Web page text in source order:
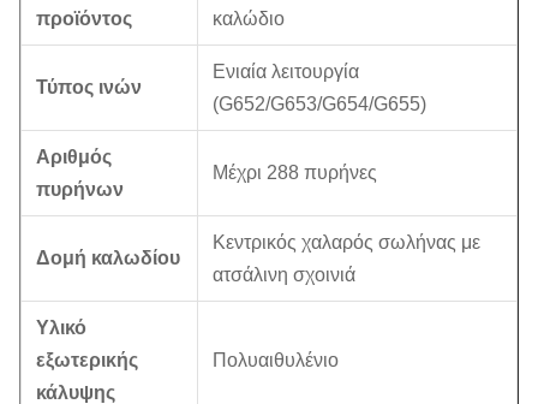
προϊόντος
καλώδιο
Τύπος ινών
Ενιαία λειτουργία
(G652/G653/G654/G655)
Αριθμός
πυρήνων
Μέχρι 288 πυρήνες
Δομή καλωδίου
Κεντρικός χαλαρός σωλήνας με
ατσάλινη σχοινιά
Υλικό
εξωτερικής
κάλυψης
Πολυαιθυλένιο